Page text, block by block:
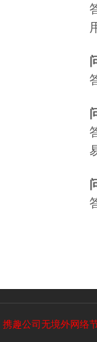
携趣公司无境外网络